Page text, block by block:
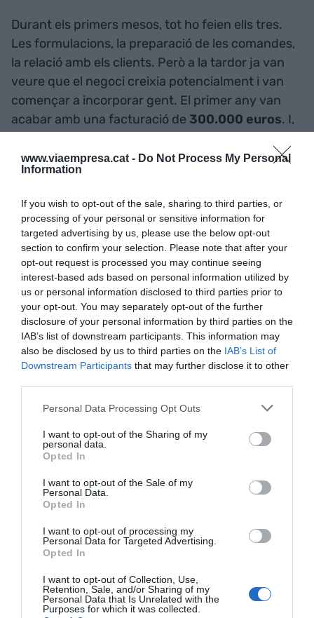
www.viaempresa.cat - Do Not Process My Personal
Information
If you wish to opt-out of the sale, sharing to third parties, or
processing of your personal or sensitive information for
targeted advertising by us, please use the below opt-out
section to confirm your selection. Please note that after your
opt-out request is processed you may continue seeing
interest-based ads based on personal information utilized by
us or personal information disclosed to third parties prior to
your opt-out. You may separately opt-out of the further
disclosure of your personal information by third parties on the
IAB’s list of downstream participants. This information may
also be disclosed by us to third parties on the IAB’s List of
Downstream Participants that may further disclose it to other
Personal Data Processing Opt Outs
I want to opt-out of the Sharing of my
personal data.
Opted In
I want to opt-out of the Sale of my
Personal Data.
Opted In
I want to opt-out of processing my
Personal Data for Targeted Advertising.
Opted In
I want to opt-out of Collection, Use,
Retention, Sale, and/or Sharing of my
Personal Data that Is Unrelated with the
Purposes for which it was collected.
Durant els primers mesos, tot ho feien ells tres.
Les formulacions, la preparació de les comandes,
la relació amb els clients. Però a la tardor ja van
veure que el negoci creixia potencialment i van
començar a incorporar gent. El primer any van
acabar amb una facturació de 300.000 euros. I,
exercici han registrat pèrdues. De tres persones i
300.000 euros, a 55 milions i 250 treballadors.
Una aposta única
"Va ser una aposta per lacosmètica natural i
sostenible, conceptes que en aquell moment no
se'n parlava tant com ara". També van ser dels
primers a potenciar la venda digital com a
principal canal. "Molta gent ens deia que els
clients no comprarien per internet, perquè la
cosmètica s'havia de provar, olorar...", apunta
Antolín. Però no ha estat així i ara ja hi ha moltes
marques que han seguit els seus passos.
I van recollir els fruits amb un creixement
exponencial cada any en la seva facturació:
300.000 euros, 1,7 milions, 4 milions, 13 milions, 30
milions i, pel 2021, més de 50. El 2016 vam sortir al
febrer i vam finalitzar l'any amb 300.000 euros.
Instagram i influencers
com a plataforma